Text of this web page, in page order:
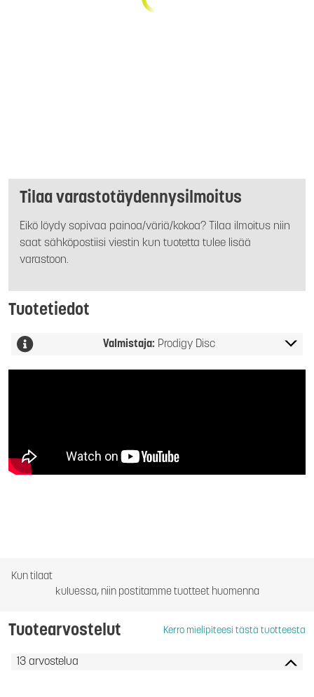
Tilaa varastotäydennysilmoitus
Eikö löydy sopivaa painoa/väriä/kokoa? Tilaa ilmoitus niin
saat sähköpostiisi viestin kun tuotetta tulee lisää
varastoon.
Tuotetiedot
Valmistaja: Prodigy Disc
Kun tilaat
kuluessa, niin postitamme tuotteet huomenna
Tuotearvostelut Kerro mielipiteesi tästä tuotteesta
13 arvostelua